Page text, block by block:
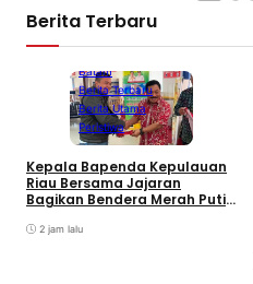
Berita Terbaru
Batam
Berita Terbaru
Berita Utama
Peristiwa
Kepala Bapenda Kepulauan
Riau Bersama Jajaran
Bagikan Bendera Merah Putih
Bermotor di Kantor Samsat
2 jam lalu